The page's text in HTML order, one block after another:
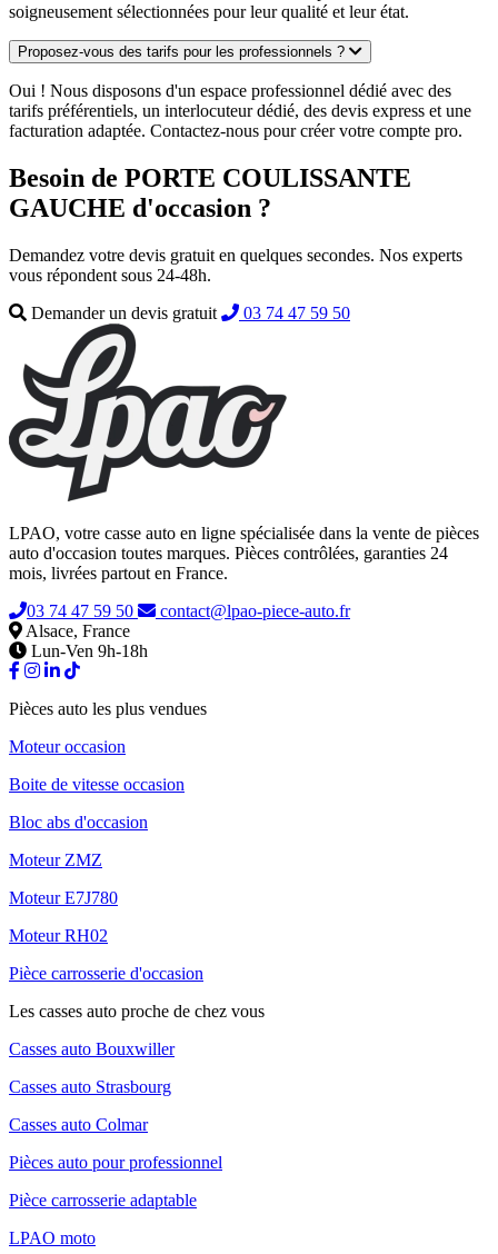
soigneusement sélectionnées pour leur qualité et leur état.
Proposez-vous des tarifs pour les professionnels ?
Oui ! Nous disposons d'un espace professionnel dédié avec des
tarifs préférentiels, un interlocuteur dédié, des devis express et une
facturation adaptée. Contactez-nous pour créer votre compte pro.
Besoin de PORTE COULISSANTE
GAUCHE d'occasion ?
Demandez votre devis gratuit en quelques secondes. Nos experts
vous répondent sous 24-48h.
Demander un devis gratuit
03 74 47 59 50
LPAO, votre casse auto en ligne spécialisée dans la vente de pièces
auto d'occasion toutes marques. Pièces contrôlées, garanties 24
mois, livrées partout en France.
03 74 47 59 50
contact@lpao-piece-auto.fr
Alsace, France
Lun-Ven 9h-18h
Pièces auto les plus vendues
Moteur occasion
Boite de vitesse occasion
Bloc abs d'occasion
Moteur ZMZ
Moteur E7J780
Moteur RH02
Pièce carrosserie d'occasion
Les casses auto proche de chez vous
Casses auto Bouxwiller
Casses auto Strasbourg
Casses auto Colmar
Pièces auto pour professionnel
Pièce carrosserie adaptable
LPAO moto